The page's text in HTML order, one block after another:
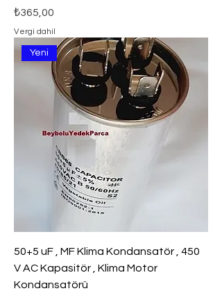
Fiyat
₺365,00
Vergi dahil
Yeni
50+5 uF , MF Klima Kondansatör , 450
V AC Kapasitör , Klima Motor
Kondansatörü